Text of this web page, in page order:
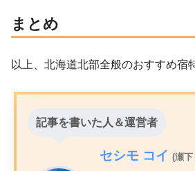
まとめ
以上、北海道北部全般のおすすめ宿
記事を書いた人＆運営者
セシモ コイ (瀬下